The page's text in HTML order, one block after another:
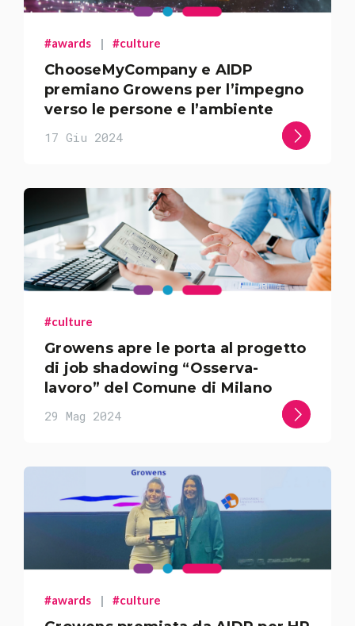
#awards | #culture
ChooseMyCompany e AIDP
premiano Growens per l’impegno
verso le persone e l’ambiente
17 Giu 2024
#culture
Growens apre le porta al progetto
di job shadowing “Osserva-
lavoro” del Comune di Milano
29 Mag 2024
#awards | #culture